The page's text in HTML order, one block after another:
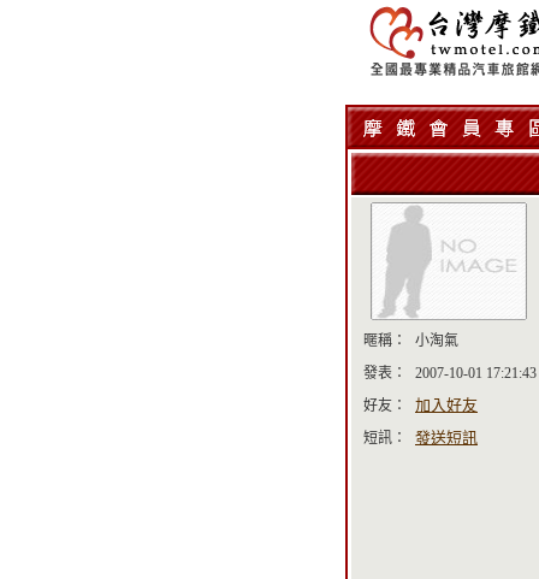
暱稱：
小淘氣
發表：
2007-10-01 17:21:43
好友：
加入好友
短訊： 發送短訊